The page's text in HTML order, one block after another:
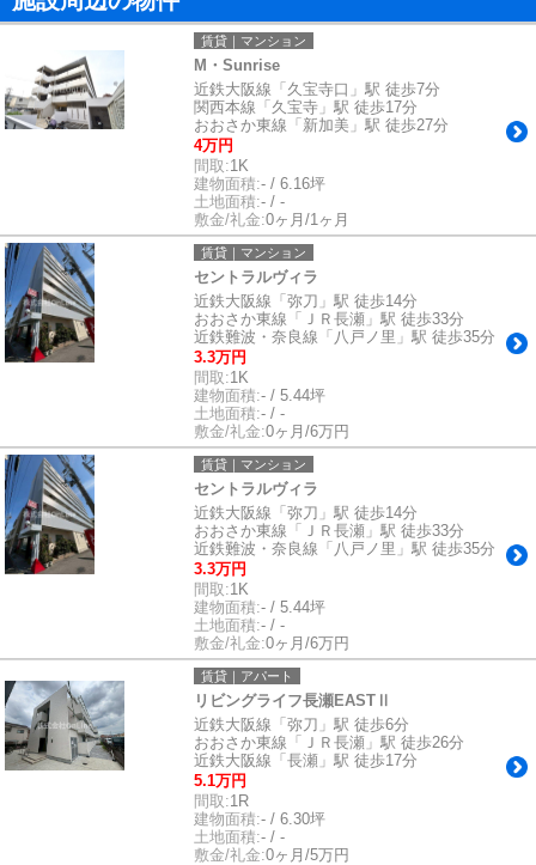
賃貸｜マンション
M・Sunrise
近鉄大阪線「久宝寺口」駅 徒歩7分
関西本線「久宝寺」駅 徒歩17分
おおさか東線「新加美」駅 徒歩27分
4万円
間取:1K
建物面積:- / 6.16坪
土地面積:- / -
敷金/礼金:0ヶ月/1ヶ月
賃貸｜マンション
セントラルヴィラ
近鉄大阪線「弥刀」駅 徒歩14分
おおさか東線「ＪＲ長瀬」駅 徒歩33分
近鉄難波・奈良線「八戸ノ里」駅 徒歩35分
3.3万円
間取:1K
建物面積:- / 5.44坪
土地面積:- / -
敷金/礼金:0ヶ月/6万円
賃貸｜マンション
セントラルヴィラ
近鉄大阪線「弥刀」駅 徒歩14分
おおさか東線「ＪＲ長瀬」駅 徒歩33分
近鉄難波・奈良線「八戸ノ里」駅 徒歩35分
3.3万円
間取:1K
建物面積:- / 5.44坪
土地面積:- / -
敷金/礼金:0ヶ月/6万円
賃貸｜アパート
リビングライフ長瀬EASTⅡ
近鉄大阪線「弥刀」駅 徒歩6分
おおさか東線「ＪＲ長瀬」駅 徒歩26分
近鉄大阪線「長瀬」駅 徒歩17分
5.1万円
間取:1R
建物面積:- / 6.30坪
土地面積:- / -
敷金/礼金:0ヶ月/5万円